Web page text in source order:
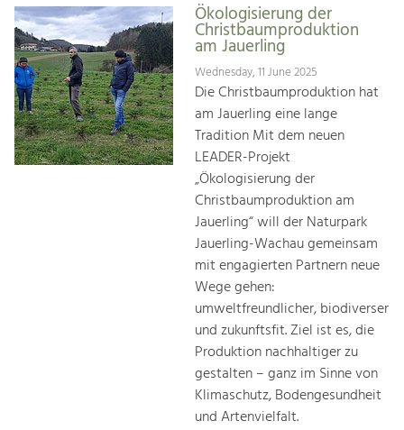
Ökologisierung der
Christbaumproduktion
am Jauerling
Wednesday, 11 June 2025
Die Christbaumproduktion hat
am Jauerling eine lange
Tradition Mit dem neuen
LEADER-Projekt
„Ökologisierung der
Christbaumproduktion am
Jauerling“ will der Naturpark
Jauerling-Wachau gemeinsam
mit engagierten Partnern neue
Wege gehen:
umweltfreundlicher, biodiverser
und zukunftsfit. Ziel ist es, die
Produktion nachhaltiger zu
gestalten – ganz im Sinne von
Klimaschutz, Bodengesundheit
und Artenvielfalt.